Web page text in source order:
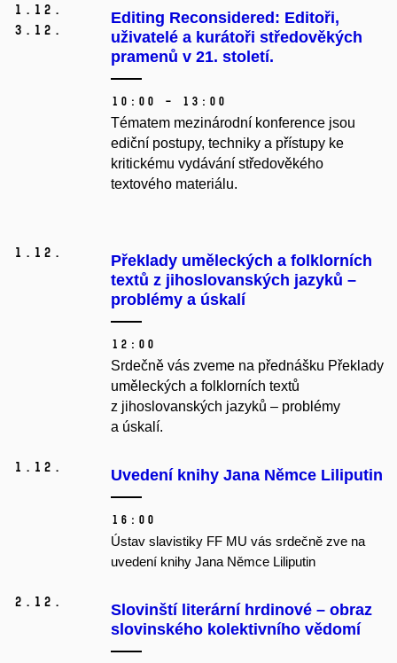
1. 12.
3. 12.
Editing Reconsidered: Editoři,
uživatelé a kurátoři středověkých
pramenů v 21. století.
10:00 – 13:00
Tématem mezinárodní konference jsou
ediční postupy, techniky a přístupy ke
kritickému vydávání středověkého
textového materiálu.
1. 12.
Překlady uměleckých a folklorních
textů z jihoslovanských jazyků –
problémy a úskalí
12:00
Srdečně vás zveme na přednášku Překlady
uměleckých a folklorních textů
z jihoslovanských jazyků – problémy
a úskalí.
1. 12. Uvedení knihy Jana Němce Liliputin
16:00
Ústav slavistiky FF MU vás srdečně zve na
uvedení knihy Jana Němce Liliputin
2. 12.
Slovinští literární hrdinové – obraz
slovinského kolektivního vědomí